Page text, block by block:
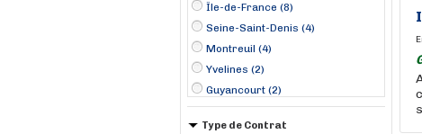
Île-de-France (8)
Seine-Saint-Denis (4)
Montreuil (4)
Yvelines (2)
Guyancourt (2)
Évry (1)
Type de Contrat